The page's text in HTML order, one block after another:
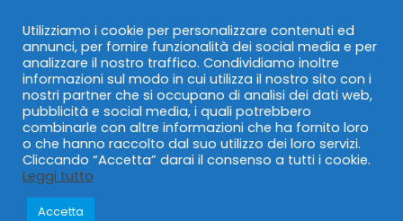
0
Utilizziamo i cookie per personalizzare contenuti ed
annunci, per fornire funzionalità dei social media e per
analizzare il nostro traffico. Condividiamo inoltre
informazioni sul modo in cui utilizza il nostro sito con i
nostri partner che si occupano di analisi dei dati web,
pubblicità e social media, i quali potrebbero
combinarle con altre informazioni che ha fornito loro
o che hanno raccolto dal suo utilizzo dei loro servizi.
Cliccando “Accetta” darai il consenso a tutti i cookie.
Leggi tutto
Accetta